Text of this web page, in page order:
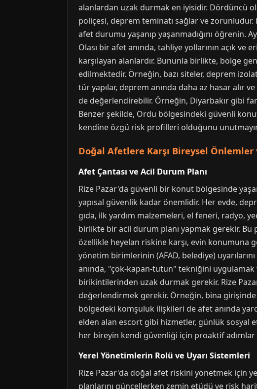
alanlardan uzak durmak en iyisidir. Dördüncü
poliçesi, deprem teminatı sağlar ve
afet durumu yaşanıp yaşanmadığını öğrenin.
Olası bir afet anında, tahliye yollarının açık
karşılayan alanlardır. Bununla birlikte, bölge
edilmektedir. Örneğin, bazı siteler, deprem
tür yapılar, deprem anında daha az hasar alır
de değerlendirebilir. Örneğin, Diyarbakır gibi
Benzer şekilde, Ordu bölgesindeki güvenli
kendine özgü risk profilleri olduğunu
Doğal Afetlere Karşı Bireysel Önlemler
Afet Çantası ve Acil Durum Planı
Rize Pazar'da güvenli bir konut bölgesinde
yapısal güvenlik kadar önemlidir. Her evde,
gıda, ilk yardım malzemeleri, el feneri, radyo,
birlikte bir acil durum planı yapmak gerekir. Bu
özellikle heyelan riskine karşı, evin konumuna
yönetim birimlerinin (AFAD, belediye)
anında, "çök-kapan-tutun" tekniğini
birikintilerinden uzak durmak gerekir. Rize
değerlendirmek gerekir. Örneğin, bina girişinde
bölgedeki komşuluk ilişkileri de afet anında
elden alan escort gibi hizmetler, günlük sosyal
her bireyin kendi güvenliği için proaktif adımlar
Yerel Yönetimlerin Rolü ve Uyarı Sistemleri
Rize Pazar'da doğal afet riskini yönetmek için
planlarını güncellerken zemin etüdü ve risk